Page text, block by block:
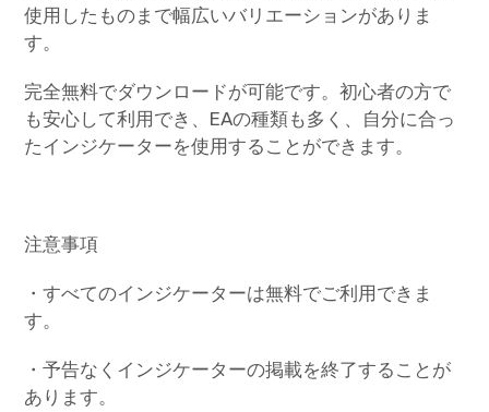
使用したものまで幅広いバリエーションがありま
す。
完全無料でダウンロードが可能です。初心者の方で
も安心して利用でき、EAの種類も多く、自分に合っ
たインジケーターを使用することができます。
注意事項
・すべてのインジケーターは無料でご利用できま
す。
・予告なくインジケーターの掲載を終了することが
あります。